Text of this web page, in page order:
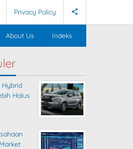
Privacy Policy
About Us Indeks
Hybrid
Halus